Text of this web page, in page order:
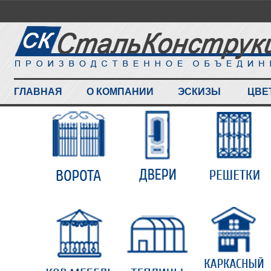
ГЛАВНАЯ О КОМПАНИИ ЭСКИЗЫ